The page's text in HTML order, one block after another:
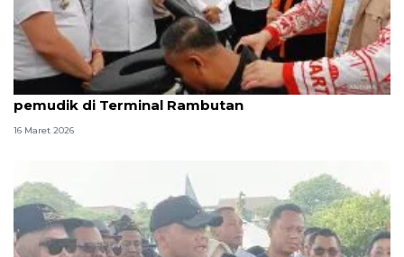
Menko Polkam soroti layanan inklusif bagi
pemudik di Terminal Rambutan
16 Maret 2026